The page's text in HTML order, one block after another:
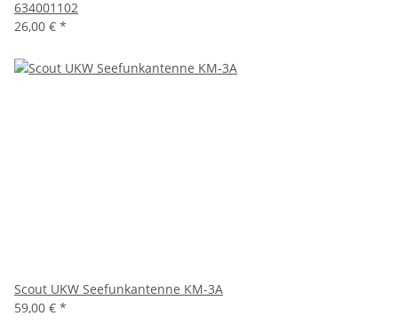
634001102
26,00 € *
Scout UKW Seefunkantenne KM-3A
59,00 € *